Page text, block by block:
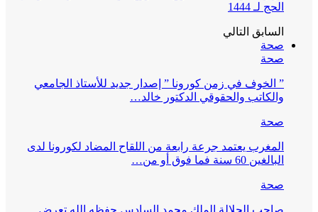
الحج لـ 1444
السابق التالي
صحة
صحة
” الخوف في زمن كورونا ” إصدار جديد للأستاذ الجامعي
والكاتب والحقوقي الدكتور خالد…
صحة
المغرب يعتمد جرعة رابعة من اللقاح المضاد لكورونا لدى
البالغين 60 سنة فما فوق أو من…
صحة
صاحب الجلالة الملك محمد السادس حفظه الله تعرض